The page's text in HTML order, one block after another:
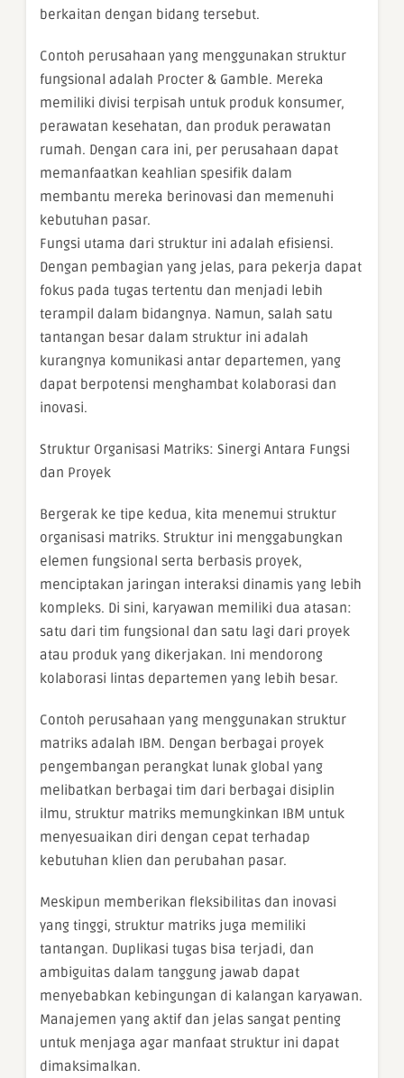
berkaitan dengan bidang tersebut.
Contoh perusahaan yang menggunakan struktur
fungsional adalah Procter & Gamble. Mereka
memiliki divisi terpisah untuk produk konsumer,
perawatan kesehatan, dan produk perawatan
rumah. Dengan cara ini, per perusahaan dapat
memanfaatkan keahlian spesifik dalam
membantu mereka berinovasi dan memenuhi
kebutuhan pasar.
Fungsi utama dari struktur ini adalah efisiensi.
Dengan pembagian yang jelas, para pekerja dapat
fokus pada tugas tertentu dan menjadi lebih
terampil dalam bidangnya. Namun, salah satu
tantangan besar dalam struktur ini adalah
kurangnya komunikasi antar departemen, yang
dapat berpotensi menghambat kolaborasi dan
inovasi.
Struktur Organisasi Matriks: Sinergi Antara Fungsi
dan Proyek
Bergerak ke tipe kedua, kita menemui struktur
organisasi matriks. Struktur ini menggabungkan
elemen fungsional serta berbasis proyek,
menciptakan jaringan interaksi dinamis yang lebih
kompleks. Di sini, karyawan memiliki dua atasan:
satu dari tim fungsional dan satu lagi dari proyek
atau produk yang dikerjakan. Ini mendorong
kolaborasi lintas departemen yang lebih besar.
Contoh perusahaan yang menggunakan struktur
matriks adalah IBM. Dengan berbagai proyek
pengembangan perangkat lunak global yang
melibatkan berbagai tim dari berbagai disiplin
ilmu, struktur matriks memungkinkan IBM untuk
menyesuaikan diri dengan cepat terhadap
kebutuhan klien dan perubahan pasar.
Meskipun memberikan fleksibilitas dan inovasi
yang tinggi, struktur matriks juga memiliki
tantangan. Duplikasi tugas bisa terjadi, dan
ambiguitas dalam tanggung jawab dapat
menyebabkan kebingungan di kalangan karyawan.
Manajemen yang aktif dan jelas sangat penting
untuk menjaga agar manfaat struktur ini dapat
dimaksimalkan.